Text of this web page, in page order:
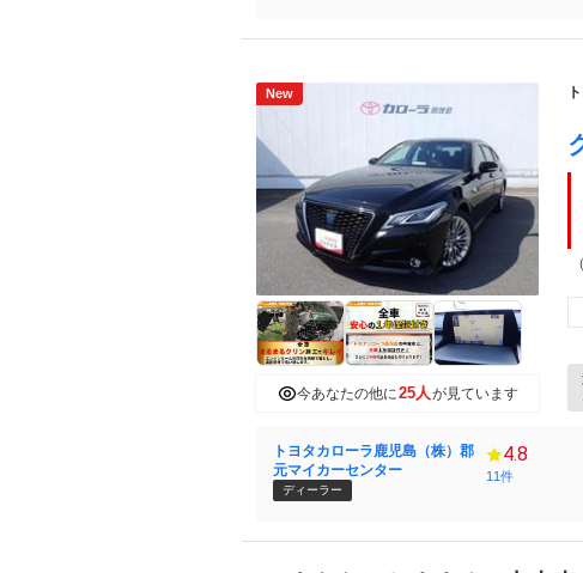
New
今あなたの他に25人が見ています
トヨタカローラ鹿児島（株）郡
元マイカーセンター
ディーラー
4.8
11件